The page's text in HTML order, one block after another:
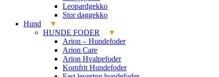
Leopardgekko
Stor daggekko
Hund
HUNDE FODER
Arion – Hundefoder
Arion Care
Arion Hvalpefoder
Kornfrit Hundefoder